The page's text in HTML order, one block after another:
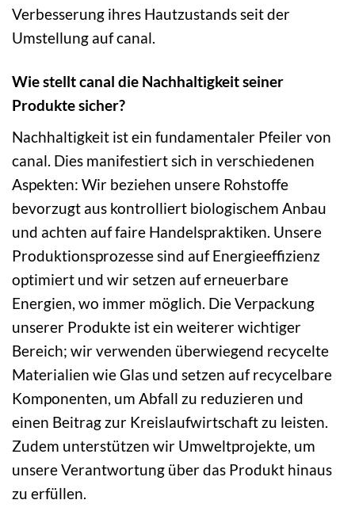
Verbesserung ihres Hautzustands seit der
Umstellung auf canal.
Wie stellt canal die Nachhaltigkeit seiner
Produkte sicher?
Nachhaltigkeit ist ein fundamentaler Pfeiler von
canal. Dies manifestiert sich in verschiedenen
Aspekten: Wir beziehen unsere Rohstoffe
bevorzugt aus kontrolliert biologischem Anbau
und achten auf faire Handelspraktiken. Unsere
Produktionsprozesse sind auf Energieeffizienz
optimiert und wir setzen auf erneuerbare
Energien, wo immer möglich. Die Verpackung
unserer Produkte ist ein weiterer wichtiger
Bereich; wir verwenden überwiegend recycelte
Materialien wie Glas und setzen auf recycelbare
Komponenten, um Abfall zu reduzieren und
einen Beitrag zur Kreislaufwirtschaft zu leisten.
Zudem unterstützen wir Umweltprojekte, um
unsere Verantwortung über das Produkt hinaus
zu erfüllen.